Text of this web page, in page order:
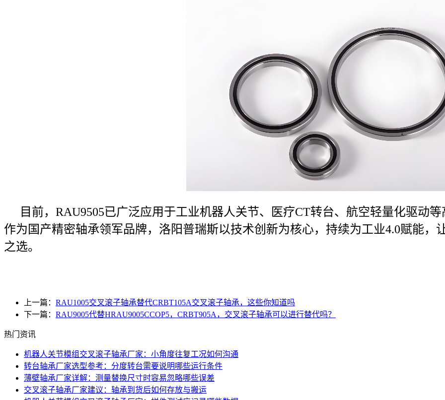
目前，RAU9505已广泛应用于工业机器人关节、医疗CT转台、航空轻量化驱动
作为国产精密轴承领军品牌，洛阳普瑞斯以技术创新为核心，持续为工业4.0赋能，
之选。
上一篇： RAU1005交叉滚子轴承替代CRBT105A交叉滚子轴承，这些你知道吗
下一篇： RAU9005代替HRAU9005CCOP5，CRBT905A，交叉滚子轴承可以进行替代吗？
热门资讯
机器人关节模组交叉滚子轴承厂家：小角度往复工况如何沟通
转台轴承厂家选型参考：分度转台需要说明哪些运行条件
薄壁轴承厂家详解：测量替换尺寸时容易忽略哪些误差
交叉滚子轴承厂家建议：轴承到货后如何存放与搬运